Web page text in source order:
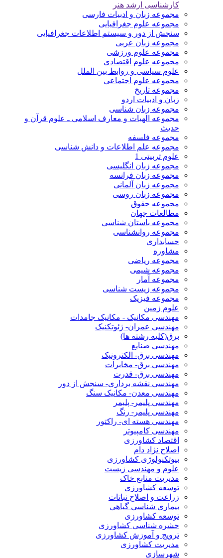
کارشناسی ارشد هنر
مجموعه زبان و ادبیات فارسی
مجموعه علوم جغرافیایی
سنجش از دور و سیستم اطلاعات جغرافیایی
مجموعه زبان عربی
مجموعه علوم ورزشی
مجموعه علوم اقتصادی
علوم سیاسی و روابط بین الملل
مجموعه علوم اجتماعی
مجموعه تاریخ
زبان و ادبیات اردو
مجموعه زبان شناسی
مجموعه الهیات و معارف اسلامی ـ علوم قرآن و
حدیث
مجموعه فلسفه
مجموعه علم اطلاعات و دانش شناسی
علوم تربیتی 1
مجموعه زبان انگلیسی
مجموعه زبان فرانسه
مجموعه زبان آلمانی
مجموعه زبان روسی
مجموعه حقوق
مطالعات جهان
مجموعه باستان شناسی
مجموعه روانشناسی
حسابداری
مشاوره
مجموعه ریاضی
مجموعه شیمی
مجموعه آمار
مجموعه زیست شناسی
مجموعه فیزیک
علوم زمین
مهندسی مکانیک - مکانیک جامدات
مهندسی عمران- ژئوتکنیک
برق(کلیه رشته ها)
مهندسی صنایع
مهندسی برق- الکترونیک
مهندسی برق- مخابرات
مهندسی برق- قدرت
مهندسی نقشه برداری- سنجش از دور
مهندسی معدن- مکانیک سنگ
مهندسی پلیمر- پلیمر
مهندسی پلیمر- رنگ
مهندسی هسته ای- راکتور
مهندسی کامپیوتر
اقتصاد کشاورزی
اصلاح نژاد دام
بیوتکنولوژی کشاورزی
علوم و مهندسی زیست
مدیریت منابع خاک
توسعه کشاورزی
زراعت و اصلاح نباتات
بیماری شناسی گیاهی
توسعه کشاورزی
حشره شناسی کشاورزی
ترویج و آموزش کشاورزی
مدیریت کشاورزی
شهرسازی